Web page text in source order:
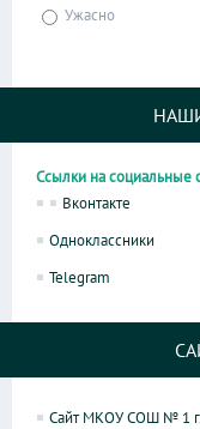
Ужасно
Ссылки на социальные
Вконтакте
Одноклассники
Telegram
Сайт МКОУ СОШ № 1 г.